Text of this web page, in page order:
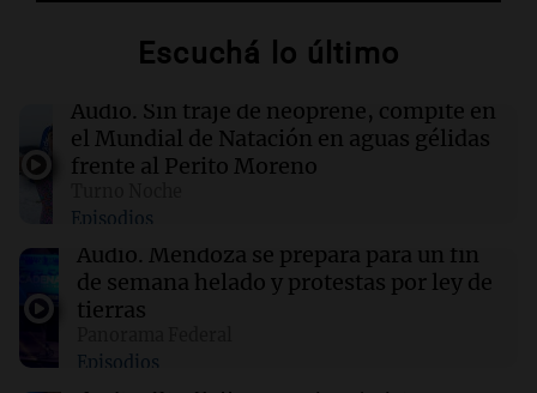
Clima
viernes 7 de agosto
00:32 Mundo
para los Juegos Panamericanos de Lima 2027
00:27 Clima
Clima en Tucumán: cómo estará el tiempo
Escuchá lo último
Audio. Sin traje de neoprene, compite en
el Mundial de Natación en aguas gélidas
frente al Perito Moreno
Episodios
Audio. Mendoza se prepara para un fin
de semana helado y protestas por ley de
tierras
Episodios